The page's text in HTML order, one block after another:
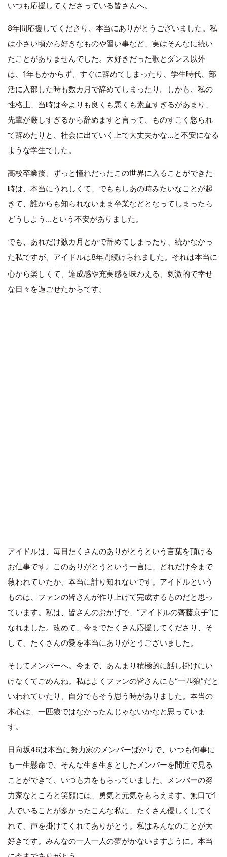
いつも応援してくださっている皆さんへ。
8年間応援してくださり、本当にありがとうございました。私
は小さい頃から好きなものや習い事など、実はそんなに続い
たことがありませんでした。大好きだった歌とダンス以外
は、1年もかからず、すぐに辞めてしまったり、学生時代、部
活に入部した時も数カ月で辞めてしまったり。しかも、私の
性格上、当時は今よりも良くも悪くも素直すぎるがあまり、
先輩が厳しすぎるから辞めますと言って、ものすごく怒られ
て辞めたりと、社会に出ていく上で大丈夫かな…と不安になる
ような学生でした。
高校卒業後、ずっと憧れだったこの世界に入ることができた
時は、本当にうれしくて、でももしあの時みたいなことが起
きて、誰からも知られないまま卒業などとなってしまったら
どうしよう…という不安がありました。
でも、あれだけ数カ月とかで辞めてしまったり、続かなかっ
た私ですが、 アイドルは8年間続けられました。それは本当に
心から楽しくて、達成感や充実感を味わえる、刺激的で幸せ
な日々を過ごせたからです。
アイドルは、毎日たくさんのありがとうという言葉を頂ける
お仕事です。このありがとうという一言に、どれだけ今まで
救われていたか、本当に計り知れないです。アイドルという
ものは、ファンの皆さんが作り上げて完成するものだと思っ
ています。私は、皆さんのおかげで、“アイドルの齊藤京子”に
なれました。改めて、今までたくさん応援してくださり、そ
して、たくさんの愛を本当にありがとうございました。
そしてメンバーへ。今まで、あんまり積極的に話し掛けにい
けなくてごめんね。私はよくファンの皆さんにも“一匹狼”だと
いわれていたり、自分でもそう思う時がありました。本当の
本心は、一匹狼ではなかったんじゃないかなと思っていま
す。
日向坂46は本当に努力家のメンバーばかりで、いつも何事に
も一生懸命で、そんな生き生きとしたメンバーを間近で見る
ことができて、いつも力をもらっていました。メンバーの努
力家なところと笑顔には、勇気と元気をもらえます。無口で1
人でいることが多かったこんな私に、たくさん優しくしてく
れて、声を掛けてくれてありがとう。私はみんなのことが大
好きです。みんなの一人一人の夢がかないますように。本当